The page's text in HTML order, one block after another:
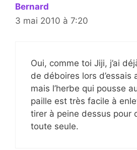
Bernard
3 mai 2010 à 7:20
Oui, comme toi Jiji, j’ai
de déboires lors d’essais
mais l’herbe qui pousse
paille est très facile à
tirer à peine dessus pour
toute seule.